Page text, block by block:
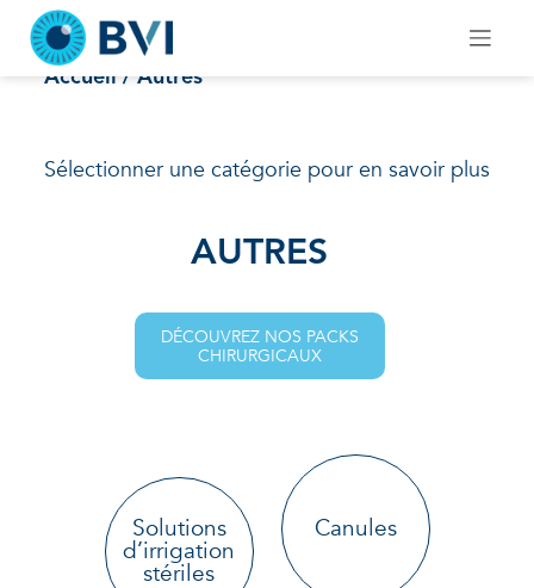
contentAutres
Accueil / Autres
Sélectionner une catégorie pour en savoir plus
AUTRES
DÉCOUVREZ NOS PACKS
CHIRURGICAUX
Solutions
d’irrigation
stériles
Canules